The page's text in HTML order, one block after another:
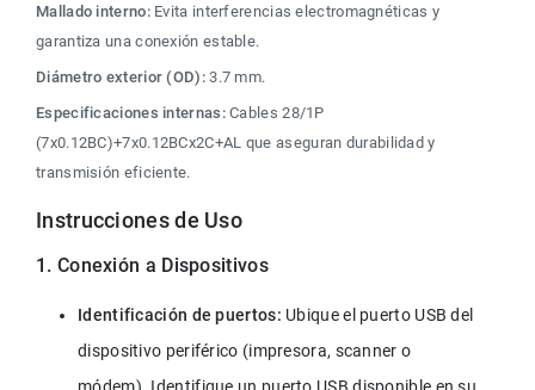
Mallado interno: Evita interferencias electromagnéticas y
garantiza una conexión estable.
Diámetro exterior (OD): 3.7 mm.
Especificaciones internas: Cables 28/1P
(7x0.12BC)+7x0.12BCx2C+AL que aseguran durabilidad y
transmisión eficiente.
Instrucciones de Uso
1. Conexión a Dispositivos
Identificación de puertos: Ubique el puerto USB del
dispositivo periférico (impresora, scanner o